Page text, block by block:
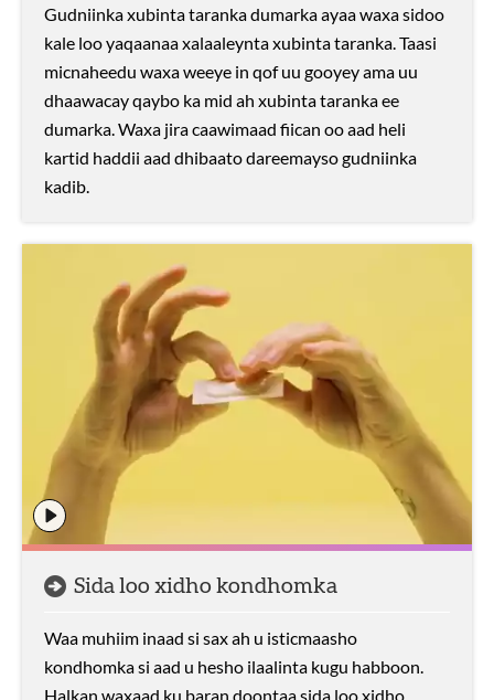
Gudniinka xubinta taranka dumarka ayaa waxa sidoo
kale loo yaqaanaa xalaaleynta xubinta taranka. Taasi
micnaheedu waxa weeye in qof uu gooyey ama uu
dhaawacay qaybo ka mid ah xubinta taranka ee
dumarka. Waxa jira caawimaad fiican oo aad heli
kartid haddii aad dhibaato dareemayso gudniinka
kadib.
Sida loo xidho kondhomka
Waa muhiim inaad si sax ah u isticmaasho
kondhomka si aad u hesho ilaalinta kugu habboon.
Halkan waxaad ku baran doontaa sida loo xidho